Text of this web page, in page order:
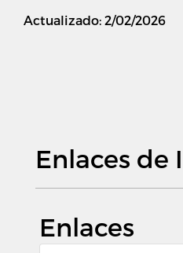
Actualizado: 2/02/2026
Enlaces de
Enlaces